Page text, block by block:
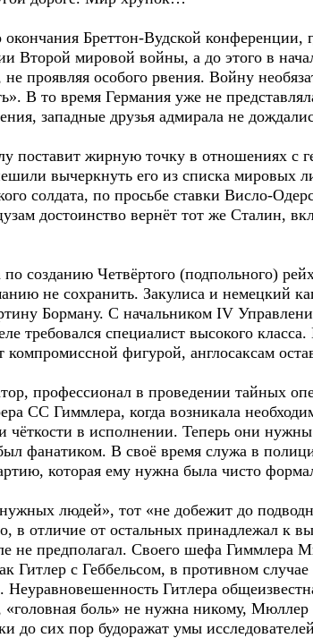
Бреттон-Вудской конференции,
Второй мировой войны, а до этого в
проявляя особого рвения. Войну
В то время Германия уже не
западные друзья адмирала не
поставит жирную точку в отношениях с
вычеркнуть его из списка мировых
солдата, по просьбе ставки Висло-
достоинство вернёт тот же Сталин,
созданию Четвёртого (подпольного)
не сохранить. Закулиса и немецкий
Борману. С начальником IV
требовался специалист высокого
фигурой, англосаксам
профессионал в проведении тайных
СС Гиммлера, когда возникала
чёткости в исполнении. Теперь они
фанатиком. В своё время служа в
которая ему нужна была чисто
людей», тот «не добежит до
в отличие от остальных принадлежал к
не предполагал. Своего шефа Гиммлера
Гитлер с Геббельсом, в противном
Неуравновешенность Гитлера
боль» не нужна никому, Мюллер
до сих пор будоражат умы